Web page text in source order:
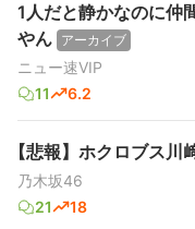
1人だと静かなのに仲
やん アーカイブ
ニュー速VIP
11
6.2
【悲報】ホクロブス
乃木坂46
21
18